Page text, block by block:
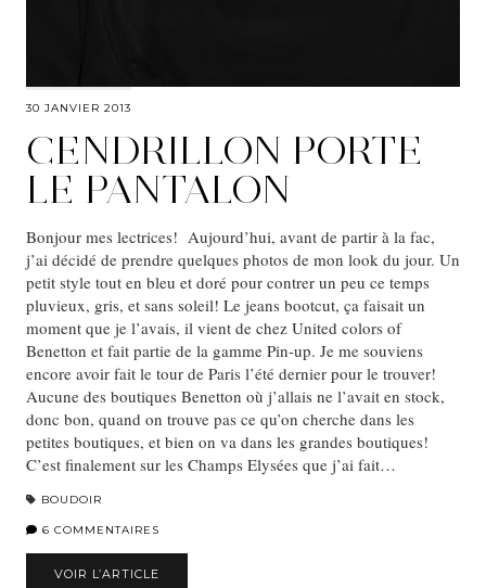
30 JANVIER 2013
CENDRILLON PORTE
LE PANTALON
Bonjour mes lectrices! Aujourd’hui, avant de partir à la fac,
j’ai décidé de prendre quelques photos de mon look du jour. Un
petit style tout en bleu et doré pour contrer un peu ce temps
pluvieux, gris, et sans soleil! Le jeans bootcut, ça faisait un
moment que je l’avais, il vient de chez United colors of
Benetton et fait partie de la gamme Pin-up. Je me souviens
encore avoir fait le tour de Paris l’été dernier pour le trouver!
Aucune des boutiques Benetton où j’allais ne l’avait en stock,
donc bon, quand on trouve pas ce qu’on cherche dans les
petites boutiques, et bien on va dans les grandes boutiques!
C’est finalement sur les Champs Elysées que j’ai fait…
BOUDOIR
6 COMMENTAIRES
VOIR L’ARTICLE